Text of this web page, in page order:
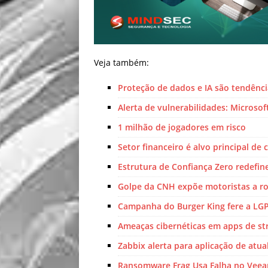
Veja também:
Proteção de dados e IA são
Alerta de vulnerabilidades:
1 milhão de jogadores em risco
Setor financeiro é alvo principal de
Estrutura de Confiança Zero
Golpe da CNH expõe motoristas a
Campanha do Burger King fere a
Ameaças cibernéticas em apps de
Zabbix alerta para aplicação de
Ransomware Frag Usa Falha no